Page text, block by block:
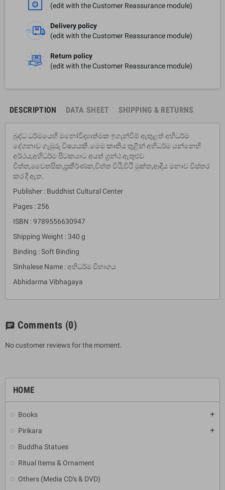
HOME
Books add
Pirikara add
Buddha Statues
Ritual Items & Ornament
Others (Media CD's & DVD)
(edit with the Customer Reassurance module)
Delivery policy
(edit with the Customer Reassurance module)
Return policy
(edit with the Customer Reassurance module)
DESCRIPTION DATA SHEET SHIPPING & RETURNS
බුද්ධ ධර්මයෙහි මනෝවිද්‍යාත්මක ඉගැන්වීම් ඇතුළත් අභිධර්ම
දේශනාව ගැඹුරු විෂයයකි.මෙම කෘතිය තුළින් අභිධර්ම යන්නෙහි
අර්ථය,අභිධර්ම පිටකයාට අයත් ග්‍රන්ථ ඇතුළුව
චිත්ත,චෛතසික,ප්‍රකීර්ණක,චිත්ත විථි,විථි මුක්ත,ආදිය මනාව විස්තර
කර දී ඇත.
Publisher : Buddhist Cultural Center
Pages : 256
ISBN : 9789556630947
Shipping Weight : 340 g
Binding : Soft Binding
Sinhalese Name : අභිධර්ම විභාගය
Abhidarma Vibhagaya
chat Comments (0)
No customer reviews for the moment.